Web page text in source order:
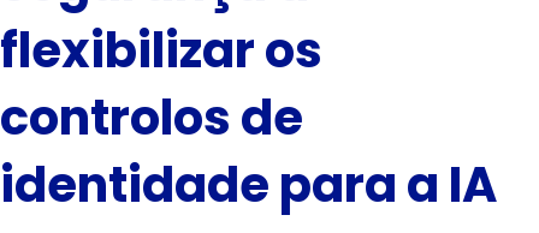
flexibilizar os
controlos de
identidade para a IA